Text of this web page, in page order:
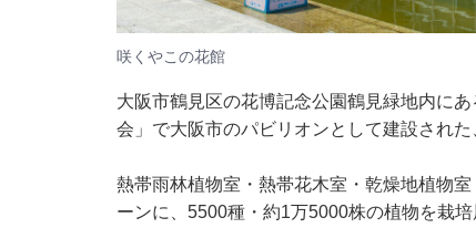
咲くやこの花館
大阪市鶴見区の花博記念公園鶴見緑地内に
会」で大阪市のパビリオンとして建設された
熱帯雨林植物室・熱帯花木室・乾燥地植物
ーンに、5500種・約1万5000株の植物を栽